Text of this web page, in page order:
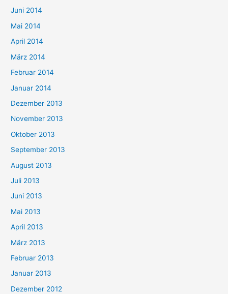
Juni 2014
Mai 2014
April 2014
März 2014
Februar 2014
Januar 2014
Dezember 2013
November 2013
Oktober 2013
September 2013
August 2013
Juli 2013
Juni 2013
Mai 2013
April 2013
März 2013
Februar 2013
Januar 2013
Dezember 2012